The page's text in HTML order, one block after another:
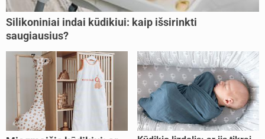
Silikoniniai indai kūdikiui: kaip išsirinkti
saugiausius?